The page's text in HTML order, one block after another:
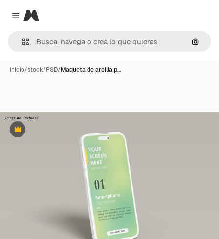
Close menu
Magnific
Inicio/stock/PSD/Maqueta de arcilla p…
Premium